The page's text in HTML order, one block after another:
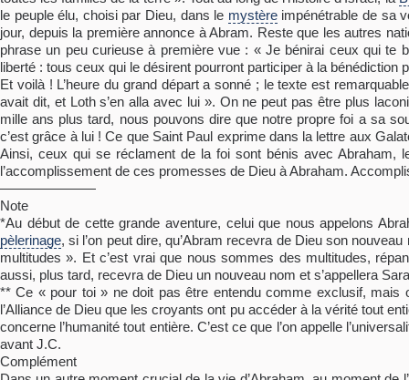
le peuple élu, choisi par Dieu, dans le mystèreimpénétrable de sa
jour, depuis la première annonce à Abram. Reste que les autres
phrase un peu curieuse à première vue : « Je bénirai ceux qui te
liberté : tous ceux qui le désirent pourront participer à la bénédiction
Et voilà ! L’heure du grand départ a sonné ; le texte est
avait dit, et Loth s’en alla avec lui ». On ne peut pas être plus
mille ans plus tard, nous pouvons dire que notre propre foi a sa
c’est grâce à lui ! Ce que Saint Paul exprime dans la lettre aux
Ainsi, ceux qui se réclament de la foi sont bénis avec Abraham,
l’accomplissement de ces promesses de Dieu à Abraham.
———————
Note
*Au début de cette grande aventure, celui que nous appelons
pèlerinage, si l’on peut dire, qu’Abram recevra de Dieu son
multitudes ». Et c’est vrai que nous sommes des multitudes,
aussi, plus tard, recevra de Dieu un nouveau nom et s’appellera
** Ce « pour toi » ne doit pas être entendu comme exclusif, mais
l’Alliance de Dieu que les croyants ont pu accéder à la vérité tout
concerne l’humanité tout entière. C’est ce que l’on appelle
avant J.C.
Complément